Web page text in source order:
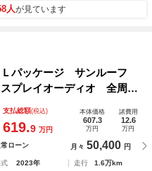
人が見ています
パッケージ サンルーフ
プレイオーディオ 全周囲
ーダークルーズ 禁煙車
ドラレコ コーナーセン
支払総額(税込)
619.9 万円
本体価格
607.3
万円
諸費用
12.6
万円
ローン 月々 50,400 円
2023年 走行
1.6万km